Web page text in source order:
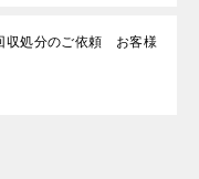
収処分のご依頼 お客様